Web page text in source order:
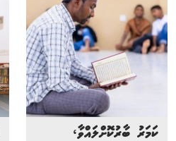
ކަމަރު ބާރުކޮށްލައްވާ،